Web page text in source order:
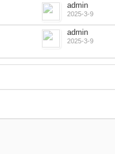
admin
2025-3-9
admin
2025-3-9